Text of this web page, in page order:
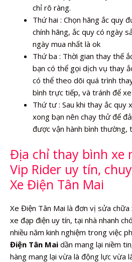
chỉ rõ ràng.
Thứ hai : Chọn hãng ắc quy
chính hãng, ắc quy có ngày
ngày mua nhất là ok
Thứ ba : Thời gian thay thế
bạn có thể gọi dịch vụ thay
có thể theo dõi quá trình
bình trực tiếp, và tránh để xe
Thứ tư : Sau khi thay ắc quy
xong bạn nên chạy thử để
được vận hành bình thường,
Địa chỉ thay bình xe
Vip Rider uy tín,
Xe Điện Tân Mai
Xe Điện Tân Mai là đơn vị sửa
xe đạp điện uy tín, tại nhà nhanh
nhiều năm kinh nghiệm trong việc
Điện Tân Mai dần mang lại niềm
hàng mang lại vừa là động lực vừa